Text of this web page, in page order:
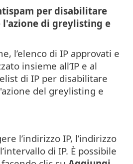
per disabilitare
di greylisting e
l’elenco di IP approvati e
insieme all’IP e al
di IP per disabilitare
del greylisting e
l’indirizzo IP, l’indirizzo
di IP. È possibile